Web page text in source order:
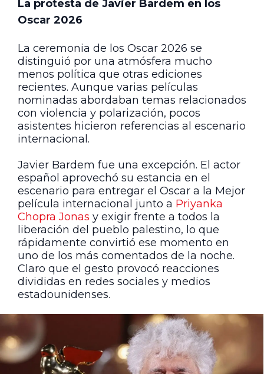
La protesta de Javier Bardem en los
Oscar 2026
La ceremonia de los Oscar 2026 se
distinguió por una atmósfera mucho
menos política que otras ediciones
recientes. Aunque varias películas
nominadas abordaban temas relacionados
con violencia y polarización, pocos
asistentes hicieron referencias al escenario
internacional.
Javier Bardem fue una excepción. El actor
español aprovechó su estancia en el
escenario para entregar el Oscar a la Mejor
película internacional junto a Priyanka
Chopra Jonas y exigir frente a todos la
liberación del pueblo palestino, lo que
rápidamente convirtió ese momento en
uno de los más comentados de la noche.
Claro que el gesto provocó reacciones
divididas en redes sociales y medios
estadounidenses.